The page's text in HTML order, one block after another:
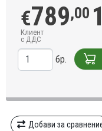
€789,00
Клиент
с ДДС
бр.
Добави за